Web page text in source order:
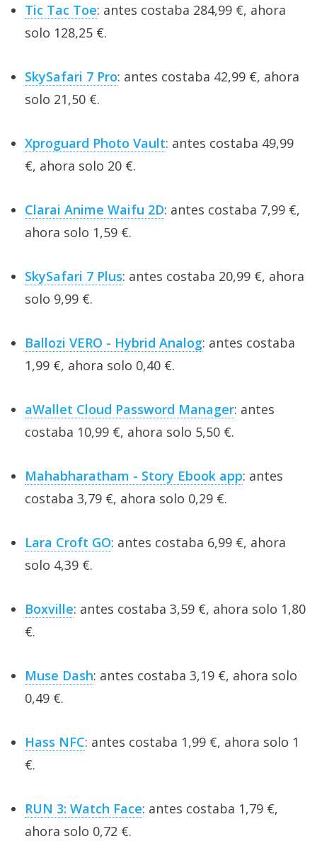
Tic Tac Toe: antes costaba 284,99 €, ahora
solo 128,25 €.
SkySafari 7 Pro: antes costaba 42,99 €, ahora
solo 21,50 €.
Xproguard Photo Vault: antes costaba 49,99
€, ahora solo 20 €.
Clarai Anime Waifu 2D: antes costaba 7,99 €,
ahora solo 1,59 €.
SkySafari 7 Plus: antes costaba 20,99 €, ahora
solo 9,99 €.
Ballozi VERO - Hybrid Analog: antes costaba
1,99 €, ahora solo 0,40 €.
aWallet Cloud Password Manager: antes
costaba 10,99 €, ahora solo 5,50 €.
Mahabharatham - Story Ebook app: antes
costaba 3,79 €, ahora solo 0,29 €.
Lara Croft GO: antes costaba 6,99 €, ahora
solo 4,39 €.
Boxville: antes costaba 3,59 €, ahora solo 1,80
€.
Muse Dash: antes costaba 3,19 €, ahora solo
0,49 €.
Hass NFC: antes costaba 1,99 €, ahora solo 1
€.
RUN 3: Watch Face: antes costaba 1,79 €,
ahora solo 0,72 €.